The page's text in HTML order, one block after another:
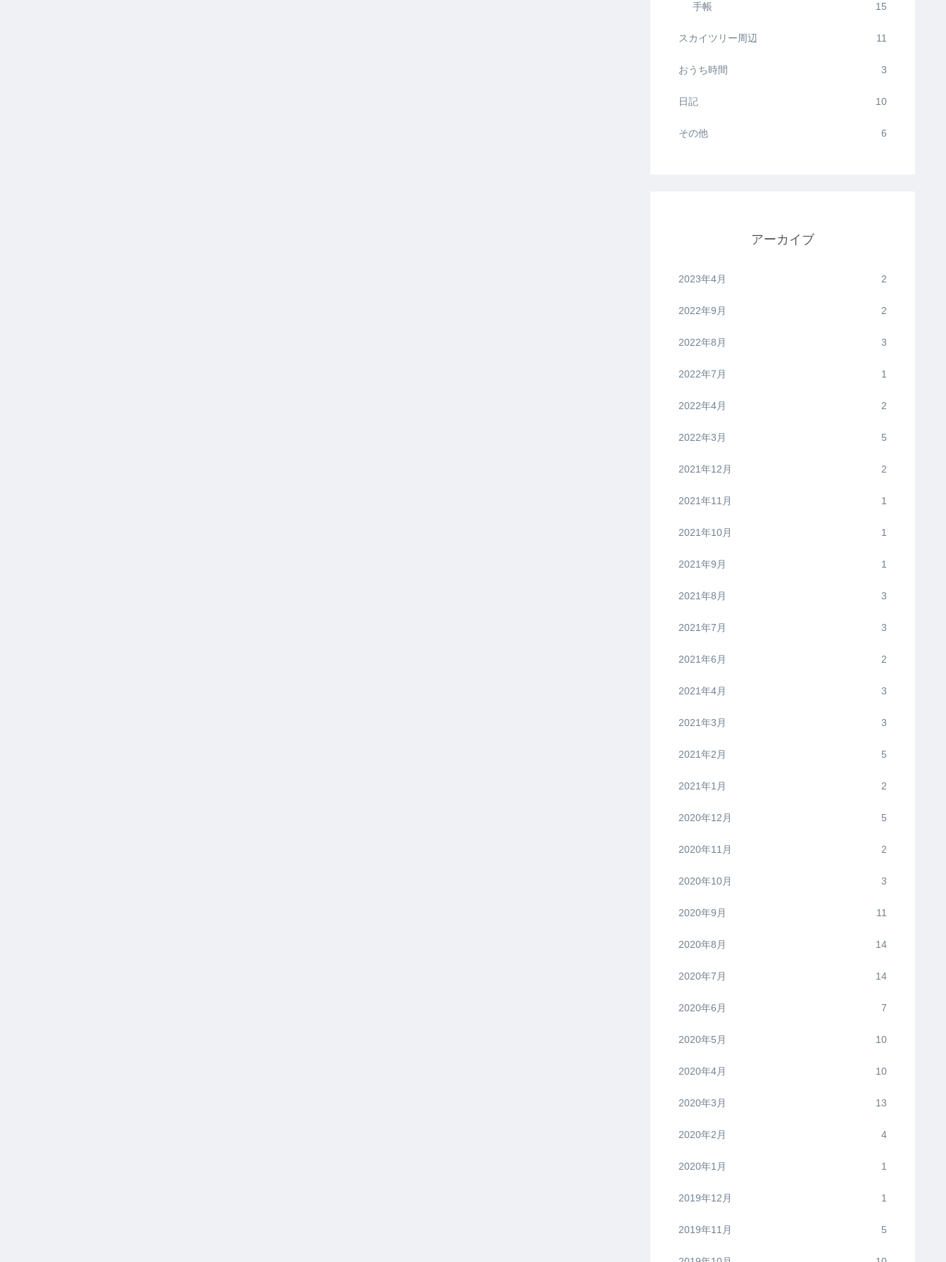
手帳 15
スカイツリー周辺 11
おうち時間 3
日記 10
その他 6
アーカイブ
2023年4月 2
2022年9月 2
2022年8月 3
2022年7月 1
2022年4月 2
2022年3月 5
2021年12月 2
2021年11月 1
2021年10月 1
2021年9月 1
2021年8月 3
2021年7月 3
2021年6月 2
2021年4月 3
2021年3月 3
2021年2月 5
2021年1月 2
2020年12月 5
2020年11月 2
2020年10月 3
2020年9月 11
2020年8月 14
2020年7月 14
2020年6月 7
2020年5月 10
2020年4月 10
2020年3月 13
2020年2月 4
2020年1月 1
2019年12月 1
2019年11月 5